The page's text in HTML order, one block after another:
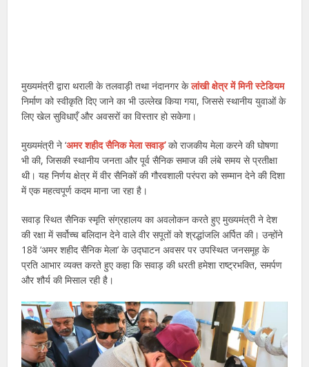
मुख्यमंत्री द्वारा थराली के तलवाड़ी तथा नंदानगर केलांखी क्षेत्र में मिनी स्टेडियम
निर्माण को स्वीकृति दिए जाने का भी उल्लेख किया गया, जिससे स्थानीय युवाओं के
लिए खेल सुविधाएँ और अवसरों का विस्तार हो सकेगा।
मुख्यमंत्री ने ‘अमर शहीद सैनिक मेला सवाड़’को राजकीय मेला करने की घोषणा
भी की, जिसकी स्थानीय जनता और पूर्व सैनिक समाज की लंबे समय से प्रतीक्षा
थी। यह निर्णय क्षेत्र में वीर सैनिकों की गौरवशाली परंपरा को सम्मान देने की दिशा
में एक महत्वपूर्ण कदम माना जा रहा है।
सवाड़ स्थित सैनिक स्मृति संग्रहालय का अवलोकन करते हुए मुख्यमंत्री ने देश
की रक्षा में सर्वोच्च बलिदान देने वाले वीर सपूतों को श्रद्धांजलि अर्पित की। उन्होंने
18वें ‘अमर शहीद सैनिक मेला’ के उद्घाटन अवसर पर उपस्थित जनसमूह के
प्रति आभार व्यक्त करते हुए कहा कि सवाड़ की धरती हमेशा राष्ट्रभक्ति, समर्पण
और शौर्य की मिसाल रही है।